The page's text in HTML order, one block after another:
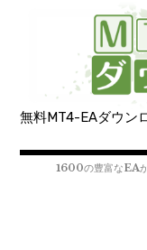
無料MT4-EAダウン
1600の豊富なEA